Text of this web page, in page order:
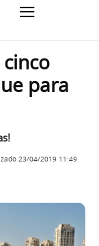
para
23/04/2019 11:49